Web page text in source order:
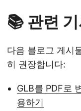
📚 관련
다음 블로그 게시
히 권장합니다:
GLB를 PDF로
용하기